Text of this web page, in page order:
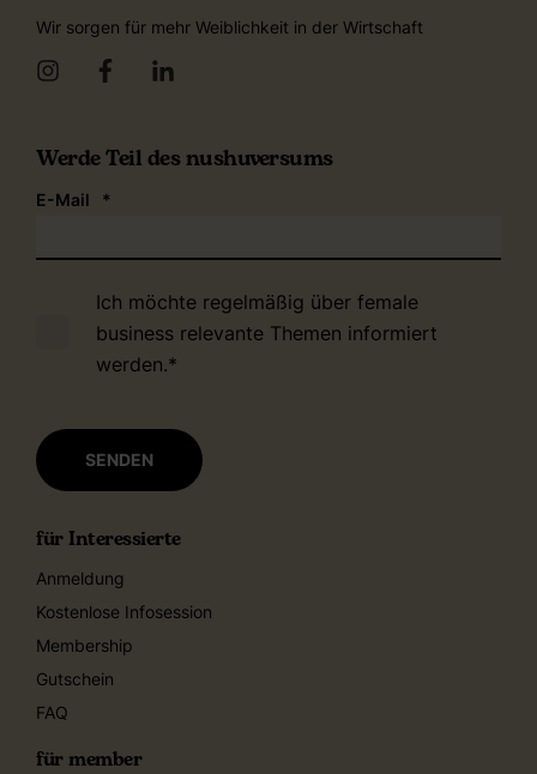
Wir sorgen für mehr Weiblichkeit in der Wirtschaft
Werde Teil des nushuversums
E-Mail *
Ich möchte regelmäßig über female
business relevante Themen informiert
werden.*
für Interessierte
Anmeldung
Kostenlose Infosession
Membership
Gutschein
FAQ
für member